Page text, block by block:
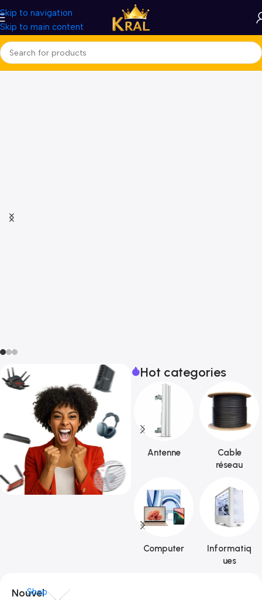
Skip to navigation
Skip to main content
Hot categories
Antenne
Cable
réseau
Computer
Informatiq
ues
Nouvel
Shop